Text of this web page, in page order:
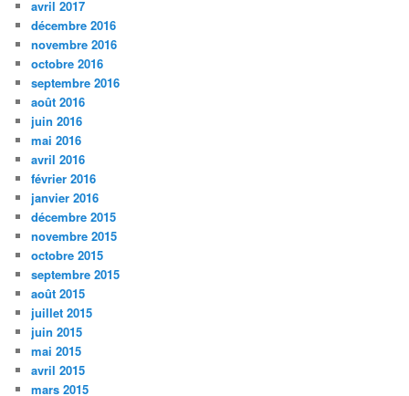
avril 2017
décembre 2016
novembre 2016
octobre 2016
septembre 2016
août 2016
juin 2016
mai 2016
avril 2016
février 2016
janvier 2016
décembre 2015
novembre 2015
octobre 2015
septembre 2015
août 2015
juillet 2015
juin 2015
mai 2015
avril 2015
mars 2015